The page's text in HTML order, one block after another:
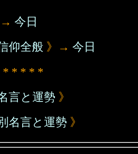
今日
仰全般 》→ 今日
* * * *
言と運勢 》
名言と運勢 》